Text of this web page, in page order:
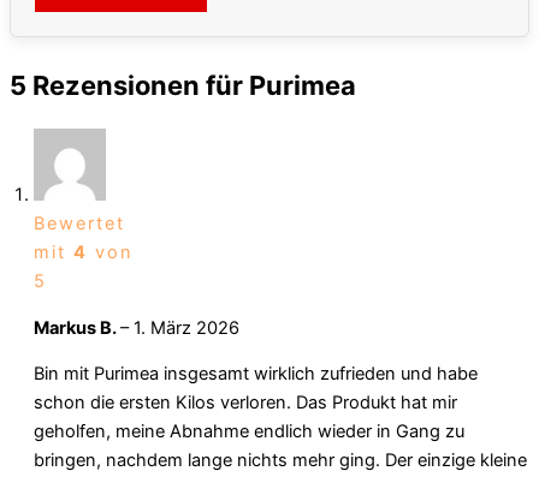
5 Rezensionen für Purimea
Bewertet
mit 4 von
5
Markus B.– 1. März 2026
Bin mit Purimea insgesamt wirklich zufrieden und habe
schon die ersten Kilos verloren. Das Produkt hat mir
geholfen, meine Abnahme endlich wieder in Gang zu
bringen, nachdem lange nichts mehr ging. Der einzige kleine